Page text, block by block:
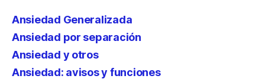
Ansiedad Generalizada
Ansiedad por separación
Ansiedad y otros
Ansiedad: avisos y funciones